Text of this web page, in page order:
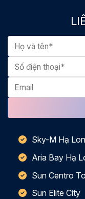
Sky-M Hạ
Aria Bay Hạ
Sun Centro
Sun Elite City